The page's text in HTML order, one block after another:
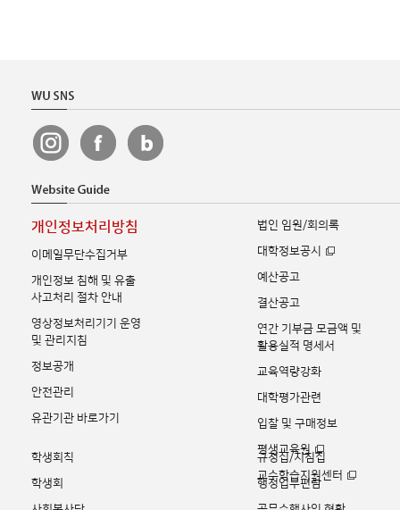
개인정보처리방침
이메일무단수집거부
개인정보 침해 및 유출
사고처리 절차 안내
영상정보처리기기 운영
및 관리지침
정보공개
안전관리
유관기관 바로가기
법인 임원/회의록
대학정보공시
예산공고
결산공고
연간 기부금 모금액 및
활용실적 명세서
교육역량강화
대학평가관련
입찰 및 구매정보
평생교육원
교수학습지원센터
학생회칙
학생회
규정집/지침집
행정업무편람